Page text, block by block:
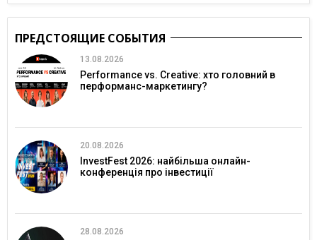
ПРЕДСТОЯЩИЕ СОБЫТИЯ
13.08.2026
Performance vs. Creative: хто головний в
перформанс-маркетингу?
20.08.2026
InvestFest 2026: найбільша онлайн-
конференція про інвестиції
28.08.2026